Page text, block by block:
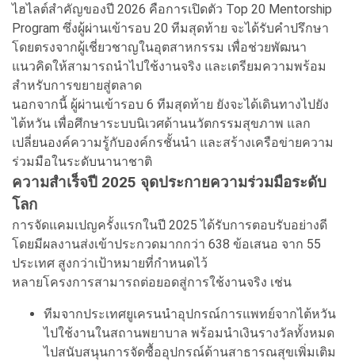
ไฮไลต์สำคัญของปี 2026 คือการเปิดตัว Top 20 Mentorship
Program ซึ่งผู้ผ่านเข้ารอบ 20 ทีมสุดท้าย จะได้รับคำปรึกษา
โดยตรงจากผู้เชี่ยวชาญในอุตสาหกรรม เพื่อช่วยพัฒนา
แนวคิดให้สามารถนำไปใช้งานจริง และเตรียมความพร้อม
สำหรับการขยายสู่ตลาด
นอกจากนี้ ผู้ผ่านเข้ารอบ 6 ทีมสุดท้าย ยังจะได้เดินทางไปยัง
ไต้หวัน เพื่อศึกษาระบบนิเวศด้านนวัตกรรมสุขภาพ แลก
เปลี่ยนองค์ความรู้กับองค์กรชั้นนำ และสร้างเครือข่ายความ
ร่วมมือในระดับนานาชาติ
ความสำเร็จปี 2025 จุดประกายความร่วมมือระดับ
โลก
การจัดแคมเปญครั้งแรกในปี 2025 ได้รับการตอบรับอย่างดี
โดยมีผลงานส่งเข้าประกวดมากกว่า 638 ข้อเสนอ จาก 55
ประเทศ สูงกว่าเป้าหมายที่กำหนดไว้
หลายโครงการสามารถต่อยอดสู่การใช้งานจริง เช่น
ทีมจากประเทศยูเครนนำอุปกรณ์การแพทย์จากไต้หวัน
ไปใช้งานในสถานพยาบาล พร้อมนำเงินรางวัลทั้งหมด
ไปสนับสนุนการจัดซื้ออุปกรณ์ด้านสาธารณสุขเพิ่มเติม